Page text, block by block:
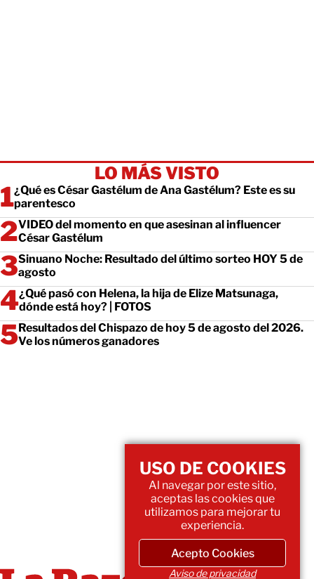
LO MÁS VISTO
¿Qué es César Gastélum de Ana Gastélum? Este es su
parentesco
VIDEO del momento en que asesinan al influencer
César Gastélum
Sinuano Noche: Resultado del último sorteo HOY 5 de
agosto
¿Qué pasó con Helena, la hija de Elize Matsunaga,
dónde está hoy? | FOTOS
Resultados del Chispazo de hoy 5 de agosto del 2026.
Ve los números ganadores
USO DE COOKIES
Al navegar por este sitio,
aceptas las cookies que
utilizamos para mejorar tu
experiencia.
Acepto Cookies
Aviso de privacidad